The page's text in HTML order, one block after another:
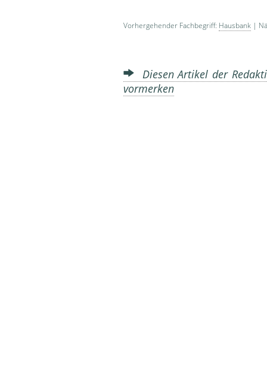
Vorhergehender Fachbegriff: Hausbank |
Diesen Artikel der
vormerken